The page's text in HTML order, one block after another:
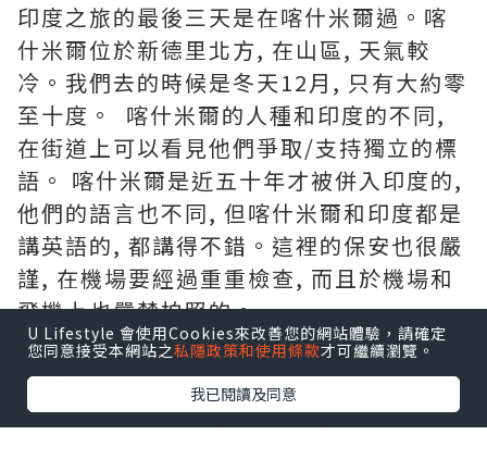
印度之旅的最後三天是在喀什米爾過。喀
什米爾位於新德里北方, 在山區, 天氣較
冷。我們去的時候是冬天12月, 只有大約零
至十度。 喀什米爾的人種和印度的不同,
在街道上可以看見他們爭取/支持獨立的標
語。 喀什米爾是近五十年才被併入印度的,
他們的語言也不同, 但喀什米爾和印度都是
講英語的, 都講得不錯。這裡的保安也很嚴
謹, 在機場要經過重重檢查, 而且於機場和
飛機上也嚴禁拍照的。
在喀什米爾首府Srinagar是搭吉普車的,
不是旅遊巴, 因為街道比較窄。
U Lifestyle 會使用Cookies來改善您的網站體驗，請確定
您同意接受本網站之私隱政策和使用條款才可繼續瀏覽。
我已閱讀及同意